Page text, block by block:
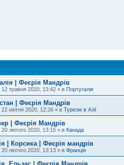
| Феєрія Мандрів
12 травня 2020, 13:42 » в Португалія
| Феєрія Мандрів
22 квітня 2020, 12:26 » в Туризм в Азії
| Феєрія Мандрів
20 лютого 2020, 13:15 » в Канада
| Корсика | Феєрія мандрів
20 лютого 2020, 13:13 » в Франція